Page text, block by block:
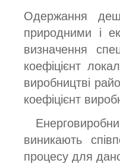
Одержання
природними і
визначення
коефіцієнт
виробництві
коефіцієнт
виникають
процесу для